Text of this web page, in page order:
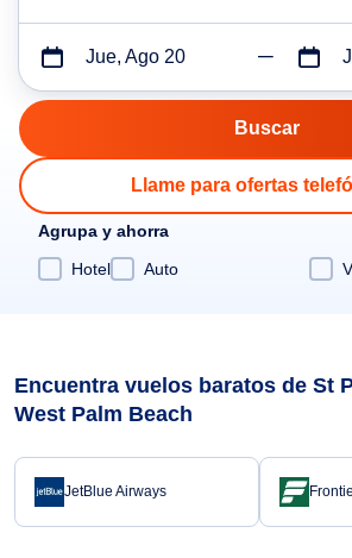
Jue, Ago 20
Llame para ofertas
Agrupa y ahorra
Hotel
Auto
Encuentra vuelos baratos de St
West Palm Beach
JetBlue Airways